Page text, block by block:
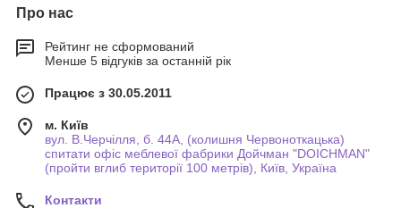
Про нас
Рейтинг не сформований
Менше 5 відгуків за останній рік
Працює з 30.05.2011
м. Київ
вул. В.Черчілля, б. 44А, (колишня Червоноткацька)
спитати офіс меблевої фабрики Дойчман "DOICHMAN"
(пройти вглиб території 100 метрів), Київ, Україна
Контакти